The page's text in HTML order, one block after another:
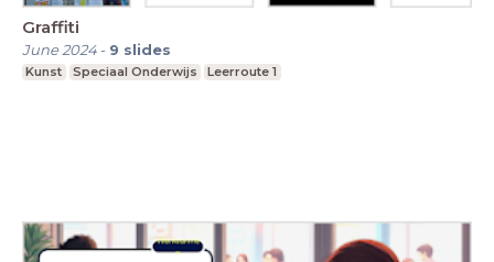
Graffiti
June 2024- 9 slides
Kunst Speciaal Onderwijs Leerroute 1